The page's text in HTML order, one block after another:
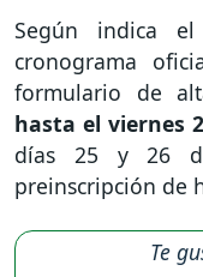
Según indica
cronograma
formulario de
hasta el viernes
días 25 y 26
preinscripción de
Te